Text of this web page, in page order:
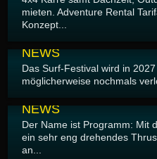
mieten. Adventure Rental
Konzept...
NEWS
Das Surf-Festival wird in
möglicherweise nochmals
NEWS
Der Name ist Programm: Mit
ein sehr eng drehendes
an...